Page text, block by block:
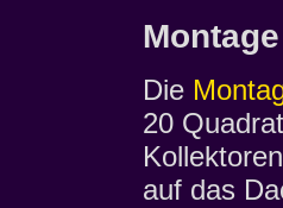
Montage
Die
20
auf das